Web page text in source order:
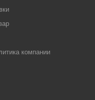
компании